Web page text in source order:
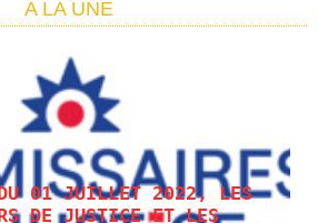
A LA UNE
DU 01 JUILLET 2022, LES
DE JUSTICE ET LES